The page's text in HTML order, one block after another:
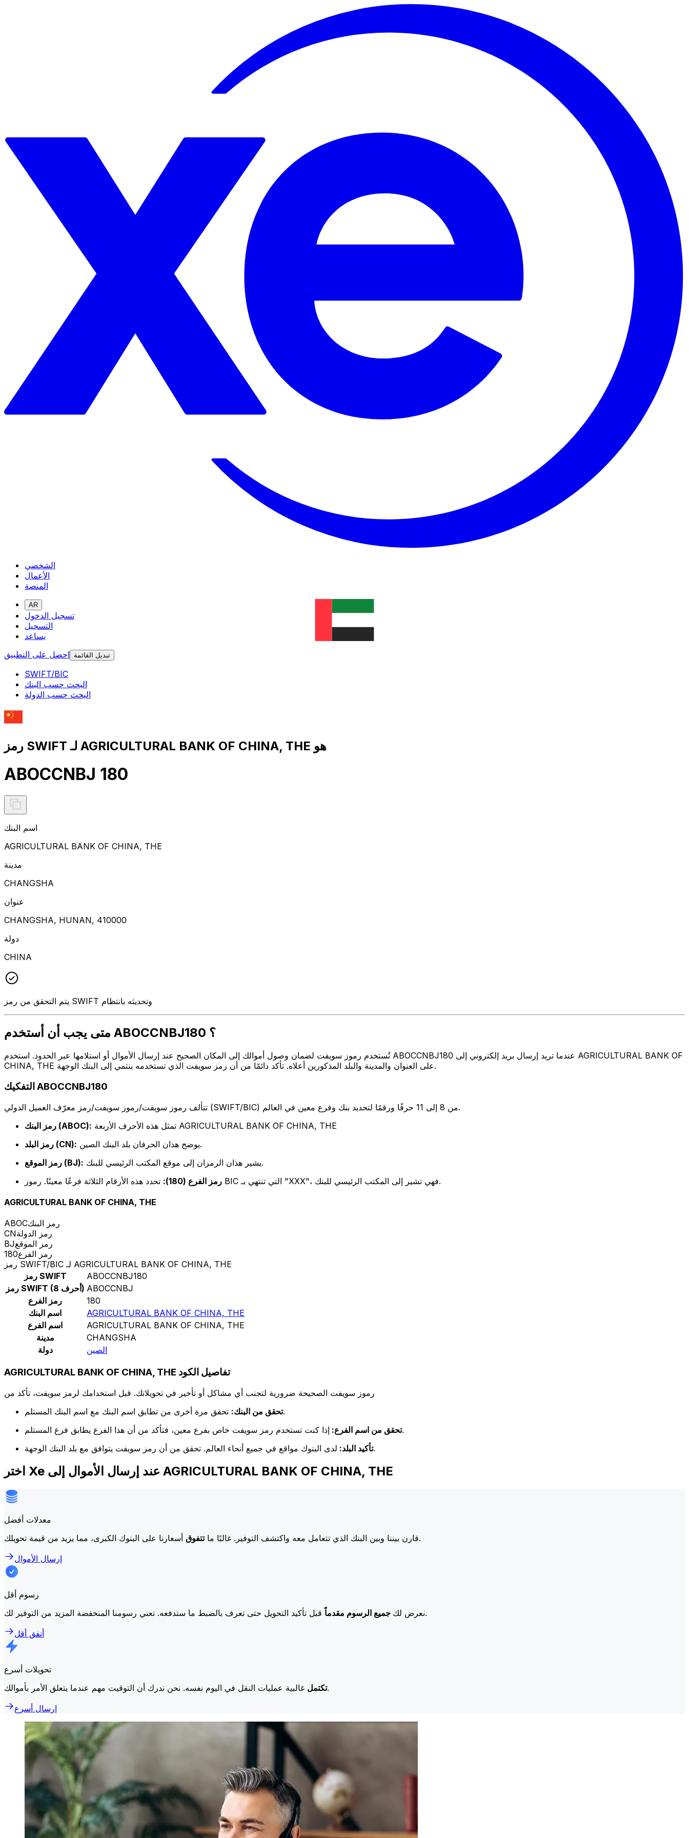
الشخصي
الأعمال
المنصة
AR
تسجيل الدخول
التسجيل
يساعد
احصل على التطبيق
تبديل القائمة
SWIFT/BIC
البحث حسب البنك
البحث حسب الدولة
رمز SWIFT لـ AGRICULTURAL BANK OF CHINA, THE هو
ABOCCNBJ 180
اسم البنك
AGRICULTURAL BANK OF CHINA, THE
مدينة
CHANGSHA
عنوان
CHANGSHA, HUNAN, 410000
دولة
CHINA
يتم التحقق من رمز SWIFT وتحديثه بانتظام
متى يجب أن أستخدم ABOCCNBJ180 ؟
تُستخدم رموز سويفت لضمان وصول أموالك إلى المكان الصحيح عند إرسال الأموال أو استلامها عبر الحدود. استخدم ABOCCNBJ180 عندما تريد إرسال بريد إلكتروني إلى AGRICULTURAL BANK OF
CHINA, THE على العنوان والمدينة والبلد المذكورين أعلاه. تأكد دائمًا من أن رمز سويفت الذي تستخدمه ينتمي إلى البنك الوجهة.
التفكيك ABOCCNBJ180
تتألف رموز سويفت/رموز سويفت/رمز معرّف العميل الدولي (SWIFT/BIC) من 8 إلى 11 حرفًا ورقمًا لتحديد بنك وفرع معين في العالم.
رمز البنك (ABOC):
تمثل هذه الأحرف الأربعة AGRICULTURAL BANK OF CHINA, THE
رمز البلد (CN):
يوضح هذان الحرفان بلد البنك الصين.
رمز الموقع (BJ):
يشير هذان الرمزان إلى موقع المكتب الرئيسي للبنك.
رمز الفرع (180):
تحدد هذه الأرقام الثلاثة فرعًا معينًا. رموز BIC التي تنتهي بـ "XXX"، فهي تشير إلى المكتب الرئيسي للبنك.
AGRICULTURAL BANK OF CHINA, THE
ABOCرمز البنك
CNرمز الدولة
BJرمز الموقع
180رمز الفرع
رمز SWIFT/BIC لـ AGRICULTURAL BANK OF CHINA, THE
رمز SWIFT
ABOCCNBJ180
رمز SWIFT (8 أحرف) ABOCCNBJ
رمز الفرع
180
اسم البنك
AGRICULTURAL BANK OF CHINA, THE
اسم الفرع
AGRICULTURAL BANK OF CHINA, THE
مدينة
CHANGSHA
دولة
الصين
AGRICULTURAL BANK OF CHINA, THE تفاصيل الكود
رموز سويفت الصحيحة ضرورية لتجنب أي مشاكل أو تأخير في تحويلاتك. قبل استخدامك لرمز سويفت، تأكد من
تحقق من البنك:تحقق مرة أخرى من تطابق اسم البنك مع اسم البنك المستلم.
تحقق من اسم الفرع:إذا كنت تستخدم رمز سويفت خاص بفرع معين، فتأكد من أن هذا الفرع يطابق فرع المستلم.
تأكيد البلد:لدى البنوك مواقع في جميع أنحاء العالم. تحقق من أن رمز سويفت يتوافق مع بلد البنك الوجهة.
اختر Xe عند إرسال الأموال إلى AGRICULTURAL BANK OF CHINA, THE
معدلات أفضل
قارن بيننا وبين البنك الذي تتعامل معه واكتشف التوفير. غالبًا ماتتفوق
أسعارنا على البنوك الكبرى، مما يزيد من قيمة تحويلك.
إرسال الأموال
رسوم أقل
نعرض لك جميع الرسوم مقدماً
قبل تأكيد التحويل حتى تعرف بالضبط ما ستدفعه. تعني رسومنا المنخفضة المزيد من التوفير لك.
أنفق أقل
تحويلات أسرع
تكتملغالبية عمليات النقل في اليوم نفسه. نحن ندرك أن التوقيت مهم عندما يتعلق الأمر بأموالك.
إرسال أسرع